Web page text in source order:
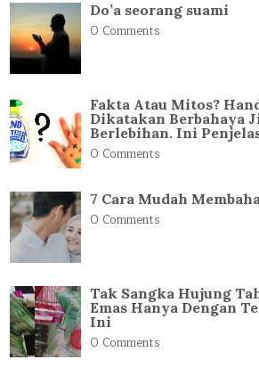
Do’a seorang suami
0 Comments
Fakta Atau Mitos?
Dikatakan Berbahaya
Berlebihan. Ini
0 Comments
7 Cara Mudah
0 Comments
Tak Sangka Hujung
Emas Hanya Dengan
Ini
0 Comments